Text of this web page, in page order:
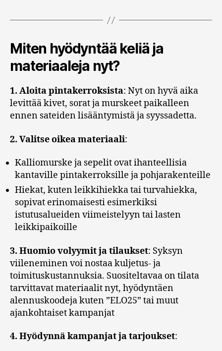
Miten hyödyntää keliä ja
materiaaleja nyt?
1. Aloita pintakerroksista: Nyt on hyvä aika
levittää kivet, sorat ja murskeet paikalleen
ennen sateiden lisääntymistä ja syyssadetta.
2. Valitse oikea materiaali:
Kalliomurske ja sepelit ovat ihanteellisia
kantaville pintakerroksille ja pohjarakenteille
Hiekat, kuten leikkihiekka tai turvahiekka,
sopivat erinomaisesti esimerkiksi
istutusalueiden viimeistelyyn tai lasten
leikkipaikoille
3. Huomio volyymit ja tilaukset: Syksyn
viileneminen voi nostaa kuljetus- ja
toimituskustannuksia. Suositeltavaa on tilata
tarvittavat materiaalit nyt, hyödyntäen
alennuskoodeja kuten ”ELO25” tai muut
ajankohtaiset kampanjat
4. Hyödynnä kampanjat ja tarjoukset: